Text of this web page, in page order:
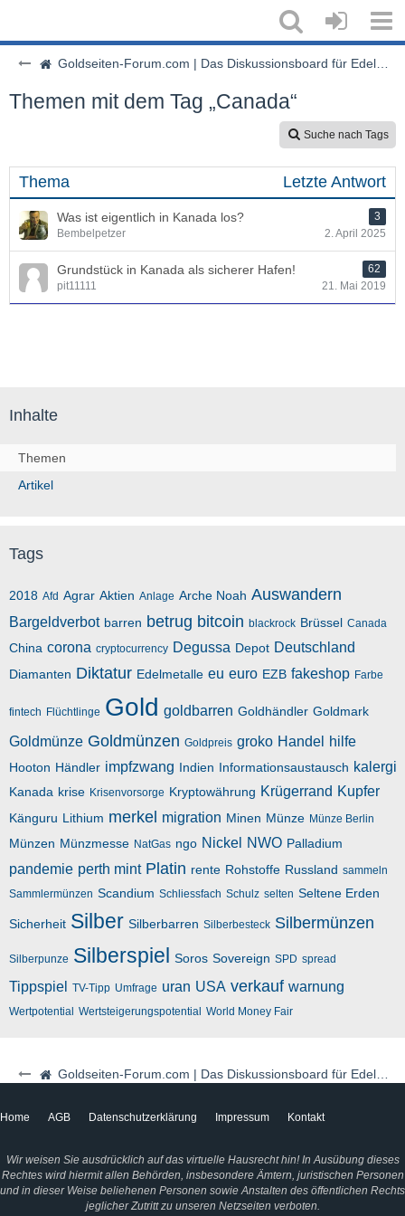
Goldseiten-Forum.com | Das Diskussionsboard für Edelmetalle & Rohstoffe
Goldseiten-Forum.com | Das Diskussionsboard für Edelmetalle & Rohstoffe
Themen mit dem Tag „Canada“
Suche nach Tags
Thema Letzte Antwort
Was ist eigentlich in Kanada los?
3
Bembelpetzer
2. April 2025
Grundstück in Kanada als sicherer Hafen!
62
pit11111
21. Mai 2019
Inhalte
Themen
Artikel
Tags
2018 Afd Agrar Aktien Anlage Arche Noah Auswandern
Bargeldverbot barren betrug bitcoin blackrock Brüssel Canada
China corona cryptocurrency Degussa Depot Deutschland
Diamanten Diktatur Edelmetalle eu euro EZB fakeshop Farbe
fintech Flüchtlinge Gold goldbarren Goldhändler Goldmark
Goldmünze Goldmünzen Goldpreis groko Handel hilfe
Hooton Händler impfzwang Indien Informationsaustausch kalergi
Kanada krise Krisenvorsorge Kryptowährung Krügerrand Kupfer
Känguru Lithium merkel migration Minen Münze Münze Berlin
Münzen Münzmesse NatGas ngo Nickel NWO Palladium
pandemie perth mint Platin rente Rohstoffe Russland sammeln
Sammlermünzen Scandium Schliessfach Schulz selten Seltene Erden
Sicherheit Silber Silberbarren Silberbesteck Silbermünzen
Silberpunze Silberspiel Soros Sovereign SPD spread
Tippspiel TV-Tipp Umfrage uran USA verkauf warnung
Wertpotential Wertsteigerungspotential World Money Fair
Home AGB Datenschutzerklärung Impressum Kontakt
Wir weisen Sie ausdrücklich auf das virtuelle Hausrecht hin! In Ausübung dieses
Rechtes wird hiermit allen Behörden, insbesondere Ämtern, juristischen Personen
und in dieser Weise beliehenen Personen sowie Anstalten des öffentlichen Rechts
jeglicher Zutritt zu unseren Netzseiten verboten.